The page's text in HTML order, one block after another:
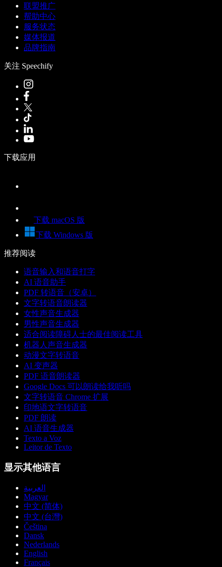
联盟推广
帮助中心
服务状态
媒体报道
品牌指南
关注 Speechify
下载应用
下载 macOS 版
下载 Windows 版
推荐阅读
语音输入和语音打字
AI 语音助手
PDF 转语音（安卓）
文字转语音朗读器
女性声音生成器
男性声音生成器
适合阅读障碍人士的最佳阅读工具
机器人声音生成器
动漫文字转语音
AI 变声器
PDF 语音朗读器
Google Docs 可以朗读给我听吗
文字转语音 Chrome 扩展
印地语文字转语音
PDF 朗读
AI 语音生成器
Texto a Voz
Leitor de Texto
显示其他语言
العربية
Magyar
中文 (简体)
中文 (台灣)
Čeština
Dansk
Nederlands
English
Français